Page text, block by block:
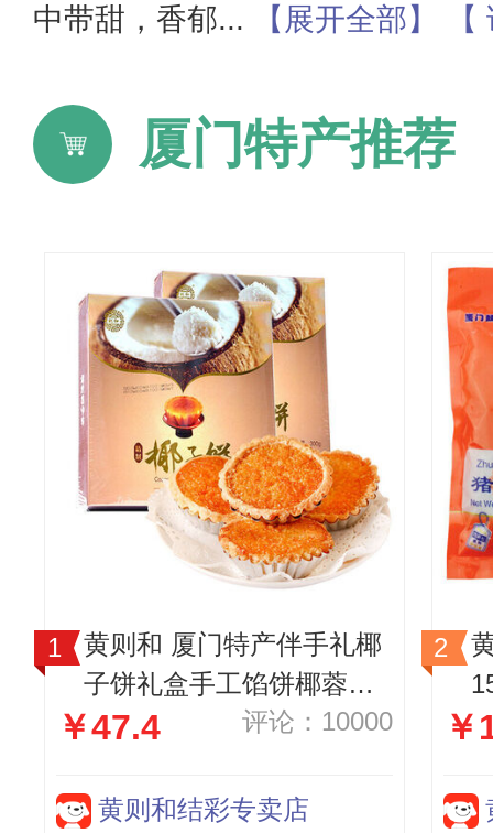
中带甜，香郁... 【展开全部】
厦门特产推荐
黄则和 厦门特产伴手礼椰
子饼礼盒手工馅饼椰蓉饼
馅饼 300g*2盒
￥47.4 评论：10000
黄则和结彩专卖店
￥